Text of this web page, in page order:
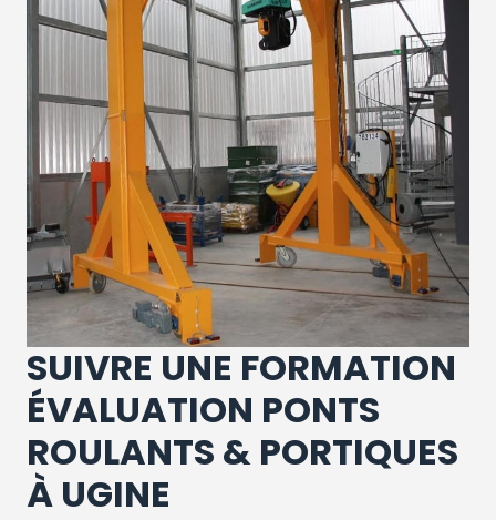
SUIVRE UNE FORMATION
ÉVALUATION PONTS
ROULANTS & PORTIQUES
À UGINE